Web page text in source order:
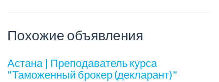
Похожие объявления
Астана | Преподаватель курса
"Таможенный брокер (декларант)"